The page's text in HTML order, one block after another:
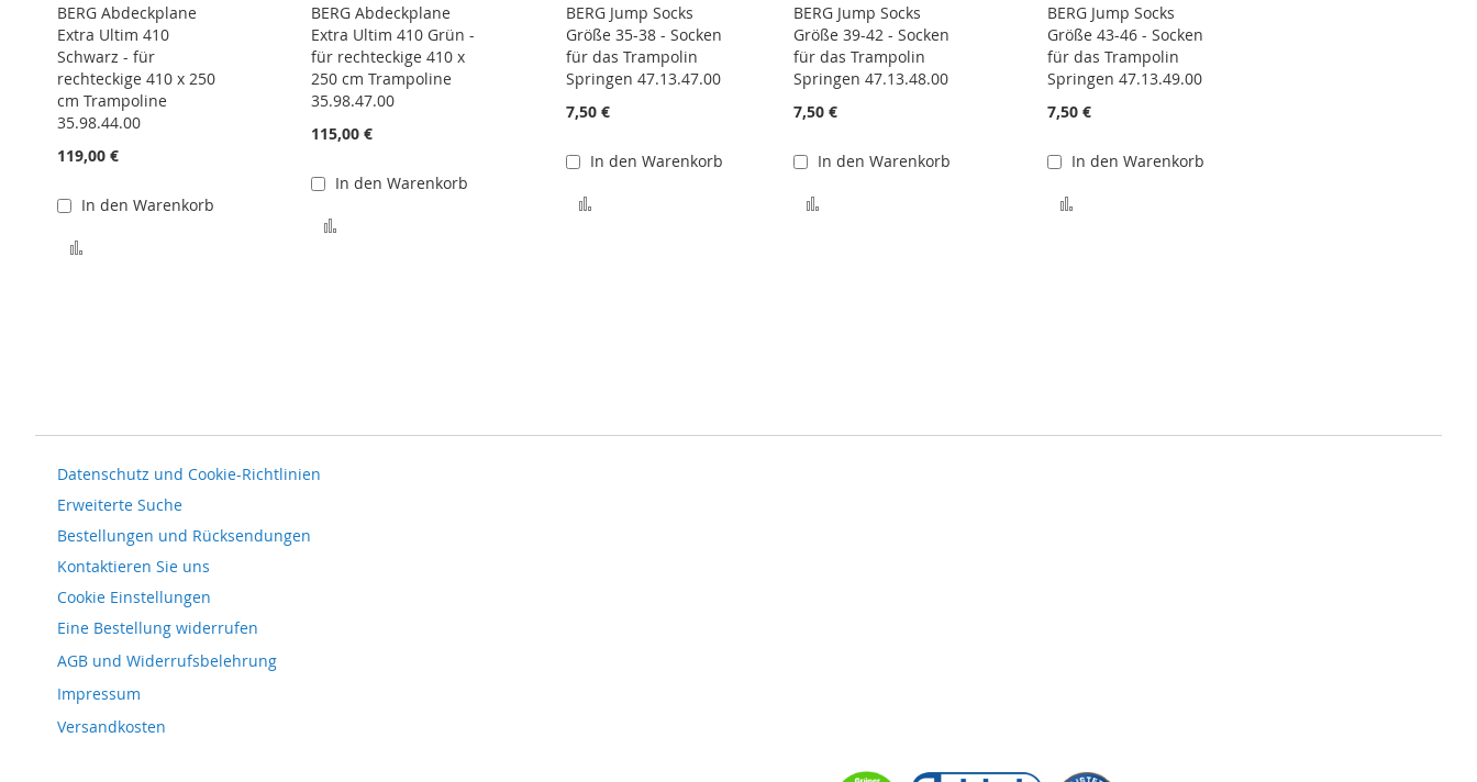
BERG Abdeckplane
Extra Ultim 410
Schwarz - für
rechteckige 410 x 250
cm Trampoline
35.98.44.00
119,00 €
In den Warenkorb
BERG Abdeckplane
Extra Ultim 410 Grün -
für rechteckige 410 x
250 cm Trampoline
35.98.47.00
115,00 €
In den Warenkorb
BERG Jump Socks
Größe 35-38 - Socken
für das Trampolin
Springen 47.13.47.00
7,50 €
In den Warenkorb
Zur Vergleichsliste hinzufügen
BERG Jump Socks
Größe 39-42 - Socken
für das Trampolin
Springen 47.13.48.00
7,50 €
In den Warenkorb
BERG Jump Socks
Größe 43-46 - Socken
für das Trampolin
Springen 47.13.49.00
7,50 €
In den Warenkorb
Datenschutz und Cookie-Richtlinien
Erweiterte Suche
Bestellungen und Rücksendungen
Kontaktieren Sie uns
Cookie Einstellungen
Eine Bestellung widerrufen
AGB und Widerrufsbelehrung
Impressum
Versandkosten